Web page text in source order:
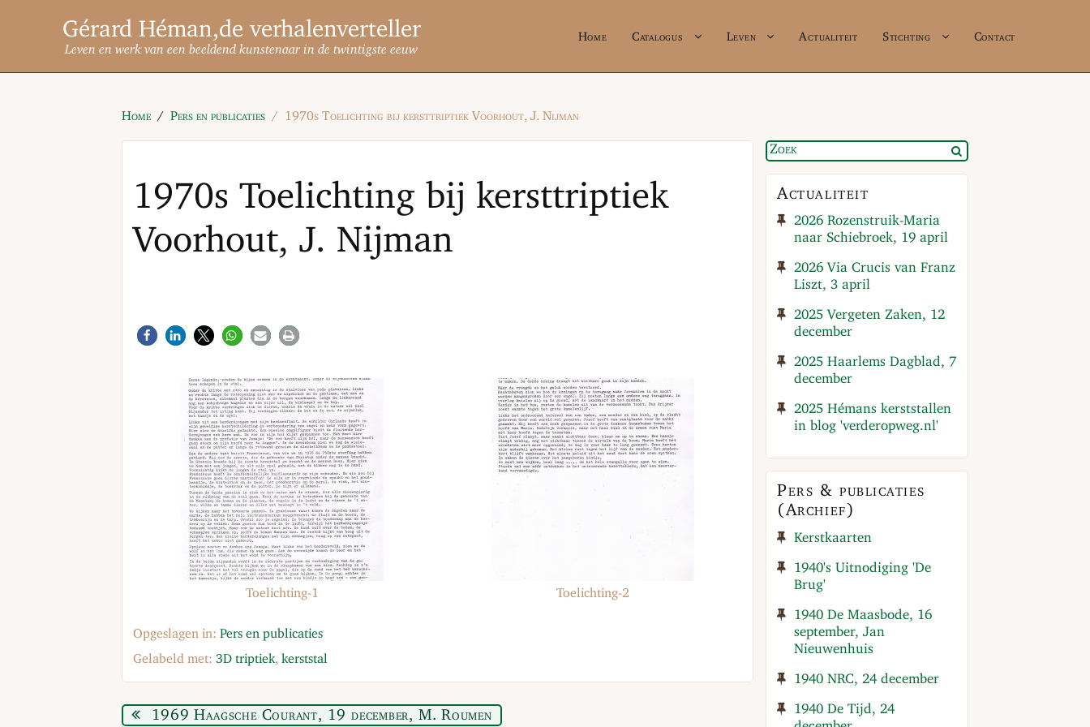
Gérard Héman
Leven en werk van een beeldend kunstenaar in de twintigste eeuw
Home Catalogus Leven Actualiteit Stichting Contact
Home Pers en publicaties 1970s Toelichting bij kersttriptiek Voorhout, J. Nijman
1970s Toelichting bij kersttriptiek
Voorhout, J. Nijman
Toelichting-1 Toelichting-2
Opgeslagen in: Pers en publicaties
Gelabeld met: 3D triptiek, kerststal
1969 Haagsche Courant, 19 december, M. Roumen
Actualiteit
2026 Rozenstruik-Maria
naar Schiebroek, 19 april
2026 Via Crucis van Franz
Liszt, 3 april
2025 Vergeten Zaken, 12
december
2025 Haarlems Dagblad, 7
december
2025 Hémans kerststallen
in blog 'verderopweg.nl'
Pers & publicaties
(Archief)
Kerstkaarten
1940's Uitnodiging 'De
Brug'
1940 De Maasbode, 16
september, Jan
Nieuwenhuis
1940 NRC, 24 december
1940 De Tijd, 24